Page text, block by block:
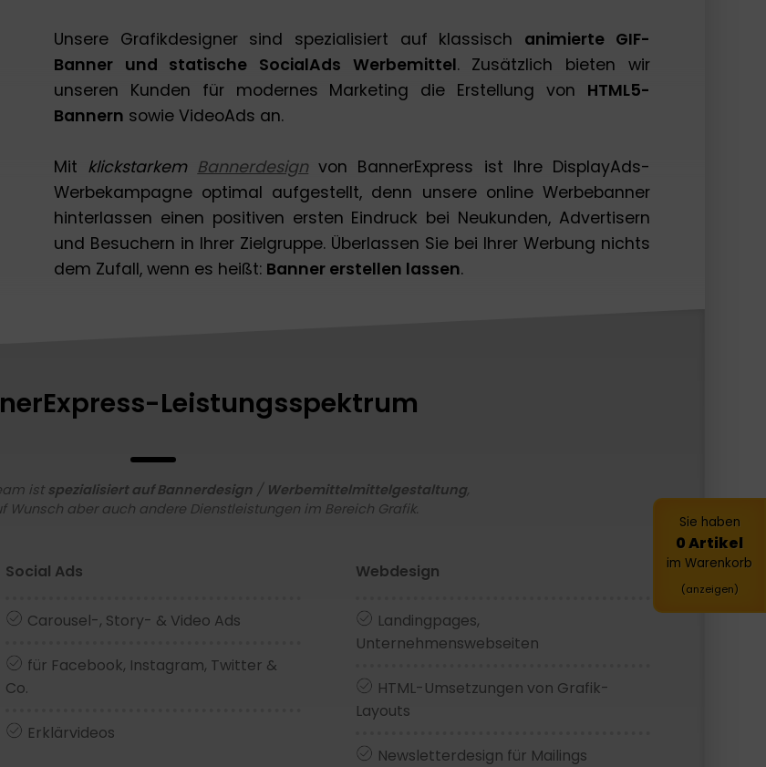
Unsere Grafikdesigner sind spezialisiert auf klassisch animierte GIF-
Banner und statische SocialAds Werbemittel. Zusätzlich bieten wir
unseren Kunden für modernes Marketing die Erstellung von HTML5-
Bannern sowie VideoAds an.
Mit klickstarkem Bannerdesignvon BannerExpress ist Ihre DisplayAds-
Werbekampagne optimal aufgestellt, denn unsere online Werbebanner
hinterlassen einen positiven ersten Eindruck bei Neukunden, Advertisern
und Besuchern in Ihrer Zielgruppe. Überlassen Sie bei Ihrer Werbung nichts
dem Zufall, wenn es heißt: Banner erstellen lassen.
Leistungsspektrum
ist spezialisiert auf Bannerdesign/ Werbemittelmittelgestaltung,
Wunsch aber auch andere Dienstleistungen im Bereich Grafik.
Social Ads
Carousel-, Story- & Video Ads
für Facebook, Instagram, Twitter &
Co.
Erklärvideos
Webdesign
Landingpages,
Unternehmenswebseiten
HTML-Umsetzungen von Grafik-
Layouts
Newsletterdesign für Mailings
Sie haben
0 Artikel
im Warenkorb
(anzeigen)